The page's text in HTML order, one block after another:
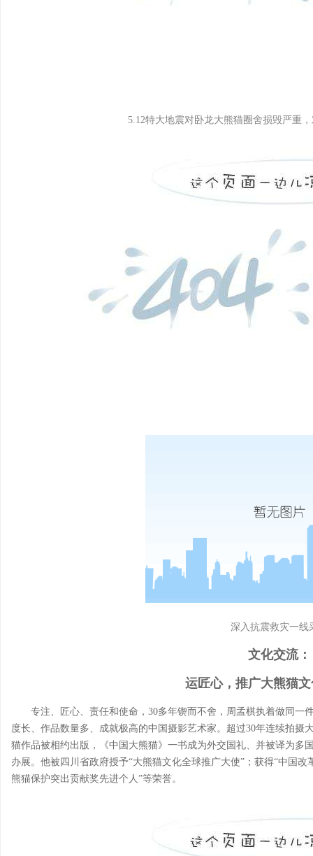
5.12特大地震对卧龙大熊猫圈舍损毁严重
深入抗震救灾一线
文化交流：
运匠心，推广大熊猫
专注、匠心、责任和使命，30多年锲而不舍，周孟棋执着做同一
度长、作品数量多、成就极高的中国摄影艺术家。超过30年连续拍摄
猫作品被相约出版，《中国大熊猫》一书成为外交国礼、并被译为多
办展。他被四川省政府授予“大熊猫文化全球推广大使”；获得“中国
熊猫保护突出贡献奖先进个人”等荣誉。